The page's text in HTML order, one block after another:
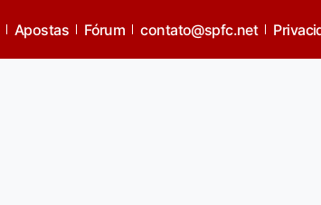
Apostas Fórum contato@spfc.net